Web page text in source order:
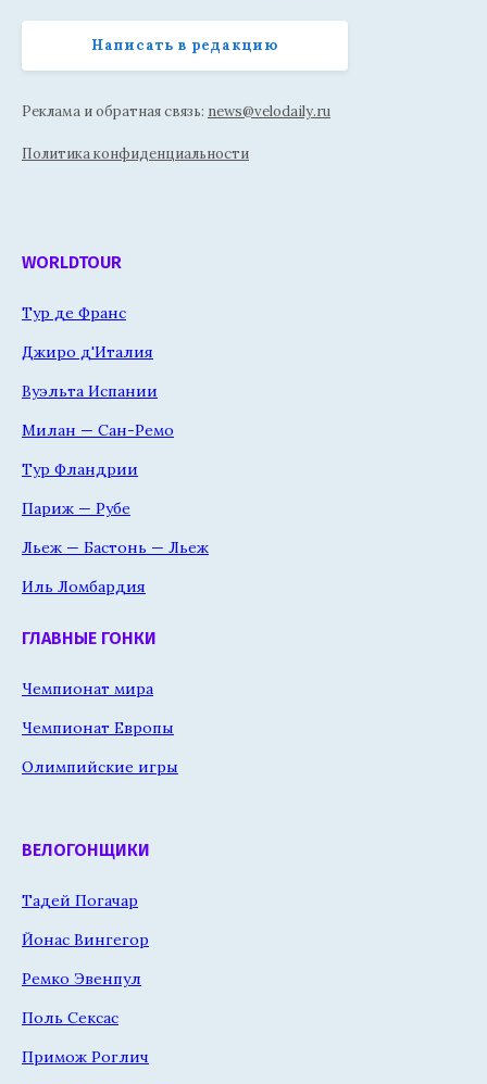
Написать в редакцию
Реклама и обратная связь: news@velodaily.ru
Политика конфиденциальности
WORLDTOUR
Тур де Франс
Джиро д'Италия
Вуэльта Испании
Милан — Сан-Ремо
Тур Фландрии
Париж — Рубе
Льеж — Бастонь — Льеж
Иль Ломбардия
ГЛАВНЫЕ ГОНКИ
Чемпионат мира
Чемпионат Европы
Олимпийские игры
ВЕЛОГОНЩИКИ
Тадей Погачар
Йонас Вингегор
Ремко Эвенпул
Поль Сексас
Примож Роглич